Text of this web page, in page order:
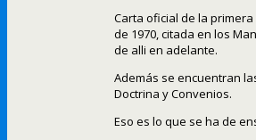
Carta oficial de la
de 1970, citada en los
de alli en adelante.
Además se encuentran
Doctrina y Convenios.
Eso es lo que se ha de